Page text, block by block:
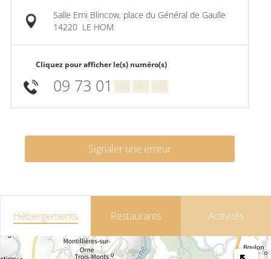
Salle Erni Blincow, place du Général de Gaulle
14220 LE HOM
Cliquez pour afficher le(s) numéro(s)
09 73 01 ▒▒ ▒▒ ▒▒
Signaler une erreur
Hébergements Restaurants Activités